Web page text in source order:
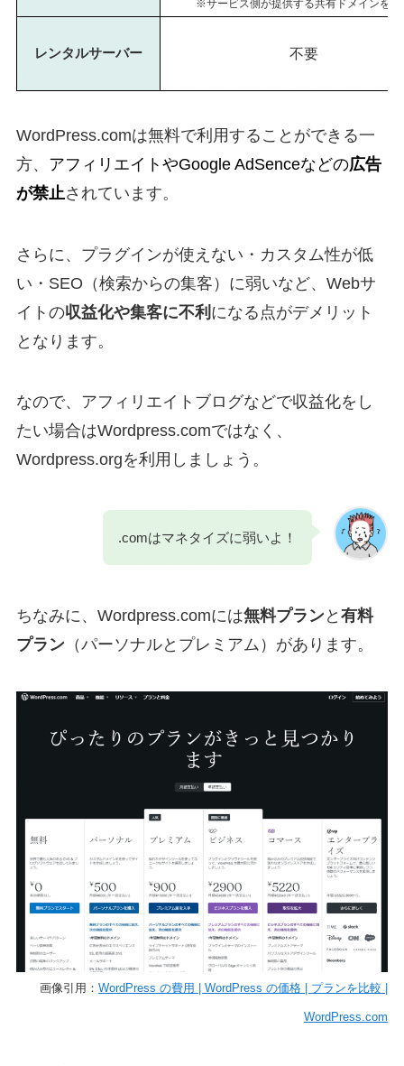
※サービス側が提供する共有ドメインを利
レンタルサーバー 不要
WordPress.comは無料で利用することができる一
方、 アフィリエイトやGoogle AdSenceなどの広告
が禁止されています。
さらに、プラグインが使えない・カスタム性が低
い・SEO（検索からの集客）に弱いなど、Webサ
イトの収益化や集客に不利 になる点がデメリット
となります。
なので、アフィリエイトブログなどで収益化をし
たい場合はWordpress.comではなく、
Wordpress.orgを利用しましょう。
.comはマネタイズに弱いよ！
ちなみに、Wordpress.comには無料プランと 有料
プラン（パーソナルとプレミアム）があります。
画像引用：WordPress の費用 | WordPress の価格 | プランを比較 |
WordPress.com